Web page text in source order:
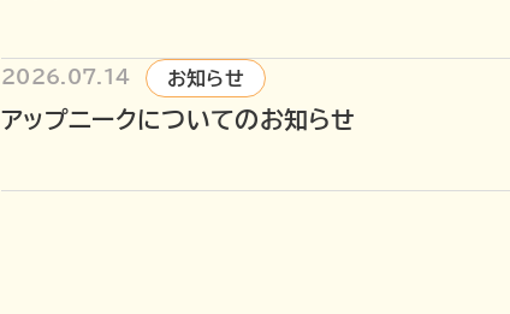
2026.07.14 お知らせ
アップニークについてのお知らせ